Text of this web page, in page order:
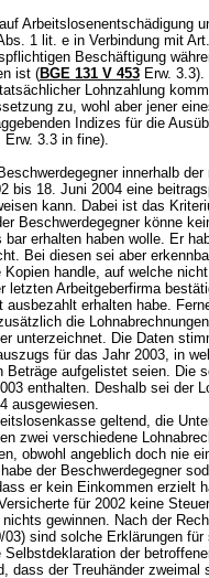
Arbeitslosenentschädigung
1 lit. e in Verbindung mit
Beschäftigung
ist (BGE 131 V 453 Erw.
Lohnzahlung
zu, wohl aber jener
Indizes für die
Erw. 3.3 in fine).
innerhalb
bis 18. Juni 2004 eine
kann. Dabei ist das
Beschwerdegegner könne
erhalten haben wolle. Er
Bei diesen sei aber
handle, auf welche
letzten Arbeitgeberfirma
erhalten habe.
die
unterzeichnet. Die Daten
für das Jahr 2003, in
Beträge aufgelistet seien. Die
enthalten. Deshalb sei der
ausgewiesen.
geltend, die
zwei verschiedene
obwohl angeblich doch nie
der Beschwerdegegner
er kein Einkommen erzielt
für 2002 keine
gewinnen. Nach der
sind solche Erklärungen
der
dass der Treuhänder zweimal